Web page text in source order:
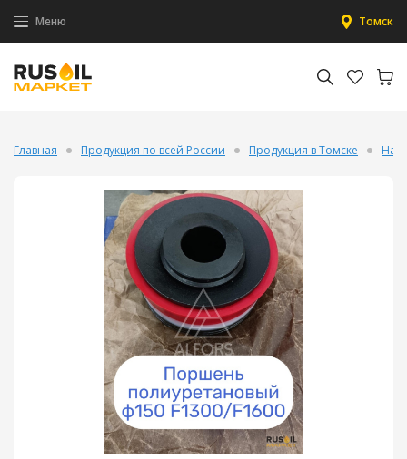
Меню Томск
Главная Продукция по всей России Продукция в Томске